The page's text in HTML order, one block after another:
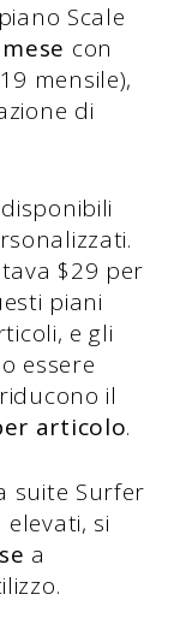
Scale
con
mensile),
di
$29 per
piani
e gli
essere
il
articolo.
suite Surfer
si
a